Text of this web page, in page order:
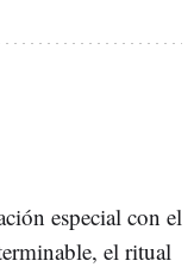
especial con el
el ritual